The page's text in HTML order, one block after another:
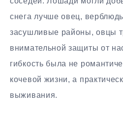
снега лучше овец,
засушливые районы, овцы
внимательной защиты от
гибкость была не
кочевой жизни, а
выживания.